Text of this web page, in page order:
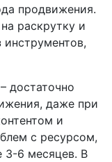
продвижения.
раскрутку и
достаточно
даже при
и
с ресурсом,
3-6 месяцев. В